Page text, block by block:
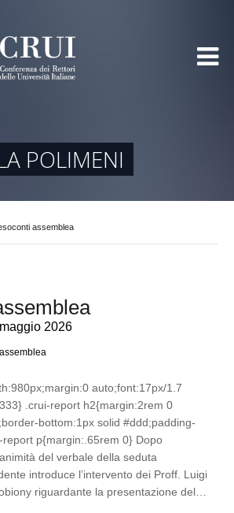
POLIMENI
assemblea
2026
auto;font:17px/1.7
.crui-report h2{margin:2rem 0
bottom:1px solid #ddd;padding-
p{margin:.65rem 0} Dopo
del verbale della seduta
introduce l’intervento dei Proff. Luigi
riguardante la presentazione del…